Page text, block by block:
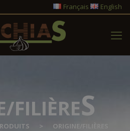
Français English
FILIÈRES
> ORIGINE/FILIÈRES